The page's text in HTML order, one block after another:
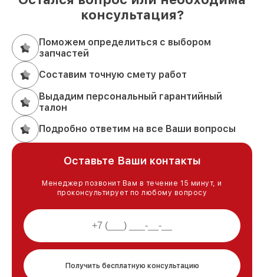
консультация?
Поможем определиться с выбором
запчастей
Составим точную смету работ
Выдадим персональный гарантийный
талон
Подробно ответим на все Ваши вопросы
Оставьте Ваши контакты
Менеджер позвонит Вам в течение 15 минут, и
проконсультирует по любому вопросу
Получить бесплатную консультацию